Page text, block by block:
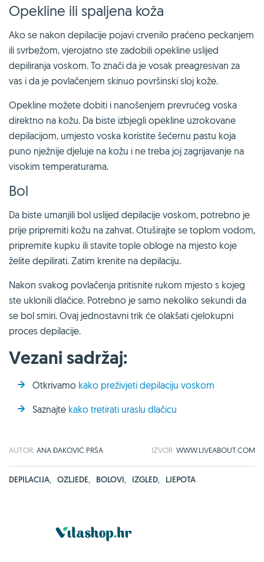
Opekline ili spaljena koža
Ako se nakon depilacije pojavi crvenilo praćeno peckanjem
ili svrbežom, vjerojatno ste zadobili opekline uslijed
depiliranja voskom. To znači da je vosak preagresivan za
vas i da je povlačenjem skinuo površinski sloj kože.
Opekline možete dobiti i nanošenjem prevrućeg voska
direktno na kožu. Da biste izbjegli opekline uzrokovane
depilacijom, umjesto voska koristite šećernu pastu koja
puno nježnije djeluje na kožu i ne treba joj zagrijavanje na
visokim temperaturama.
Bol
Da biste umanjili bol uslijed depilacije voskom, potrebno je
prije pripremiti kožu na zahvat. Otuširajte se toplom vodom,
pripremite kupku ili stavite tople obloge na mjesto koje
želite depilirati. Zatim krenite na depilaciju.
Nakon svakog povlačenja pritisnite rukom mjesto s kojeg
ste uklonili dlačice. Potrebno je samo nekoliko sekundi da
se bol smiri. Ovaj jednostavni trik će olakšati cjelokupni
proces depilacije.
Vezani sadržaj:
Otkrivamo kako preživjeti depilaciju voskom
Saznajte kako tretirati uraslu dlačicu
AUTOR: ANA ĐAKOVIĆ PRŠA IZVOR: WWW.LIVEABOUT.COM
DEPILACIJA, OZLJEDE, BOLOVI, IZGLED, LJEPOTA